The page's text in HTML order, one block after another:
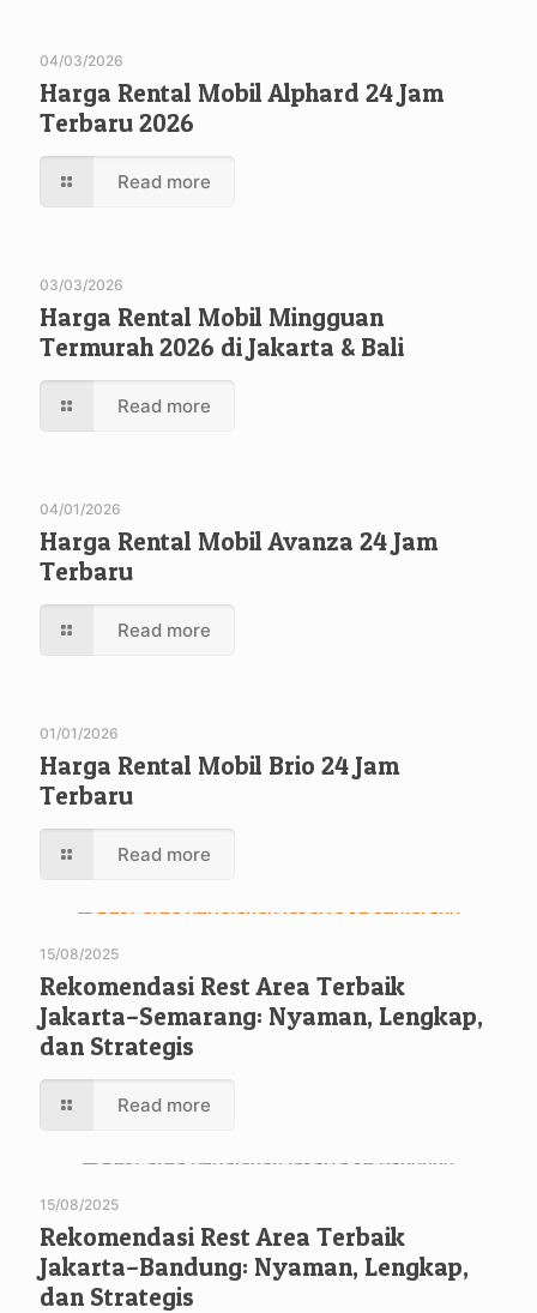
04/03/2026
Harga Rental Mobil Alphard 24 Jam
Terbaru 2026
Read more
03/03/2026
Harga Rental Mobil Mingguan
Termurah 2026 di Jakarta & Bali
Read more
04/01/2026
Harga Rental Mobil Avanza 24 Jam
Terbaru
Read more
01/01/2026
Harga Rental Mobil Brio 24 Jam
Terbaru
Read more
15/08/2025
Rekomendasi Rest Area Terbaik
Jakarta–Semarang: Nyaman, Lengkap,
dan Strategis
Read more
15/08/2025
Rekomendasi Rest Area Terbaik
Jakarta–Bandung: Nyaman, Lengkap,
dan Strategis